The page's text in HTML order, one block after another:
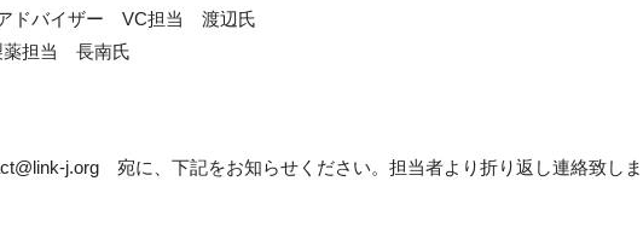
ドバイザー VC担当 渡辺氏
薬担当 長南氏
j.org 宛に、下記をお知らせください。担当者より折り返し連絡致しま